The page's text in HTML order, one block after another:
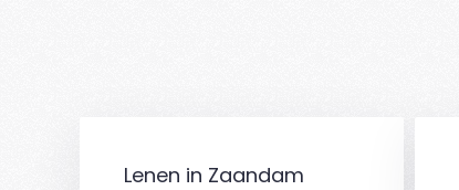
Lenen in Zaandam